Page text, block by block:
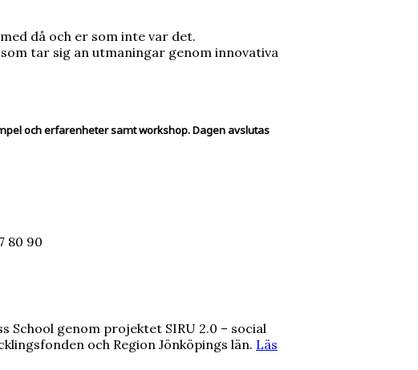
då och er som inte var det.
tar sig an utmaningar genom innovativa
och erfarenheter samt workshop. Dagen avslutas
80 90
School genom projektet SIRU 2.0 – social
och Region Jönköpings län. Läs